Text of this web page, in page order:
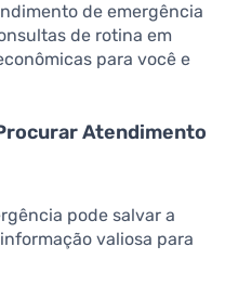
de emergência
de rotina em
para você e
Atendimento
pode salvar a
valiosa para